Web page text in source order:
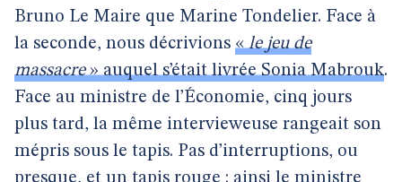
Bruno Le Maire que Marine Tondelier. Face à
la seconde, nous décrivions «le jeu de
massacre» auquel s’était livrée Sonia Mabrouk.
Face au ministre de l’Économie, cinq jours
plus tard, la même intervieweuse rangeait son
mépris sous le tapis. Pas d’interruptions, ou
presque, et un tapis rouge : ainsi le ministre